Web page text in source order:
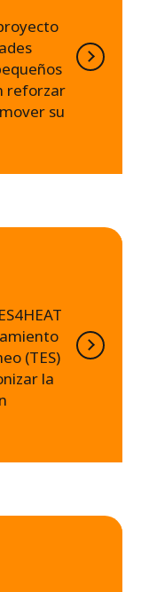
reforzar
su
(TES)
la